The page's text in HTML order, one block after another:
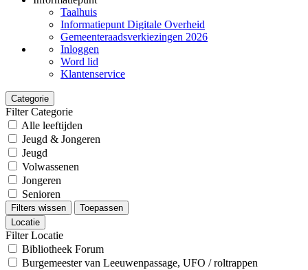
Taalhuis
Informatiepunt Digitale Overheid
Gemeenteraadsverkiezingen 2026
Inloggen
Word lid
Klantenservice
Categorie
Filter Categorie
Alle leeftijden
Jeugd & Jongeren
Jeugd
Volwassenen
Jongeren
Senioren
Filters wissen
Toepassen
Locatie
Filter Locatie
Bibliotheek Forum
Burgemeester van Leeuwenpassage, UFO / roltrappen